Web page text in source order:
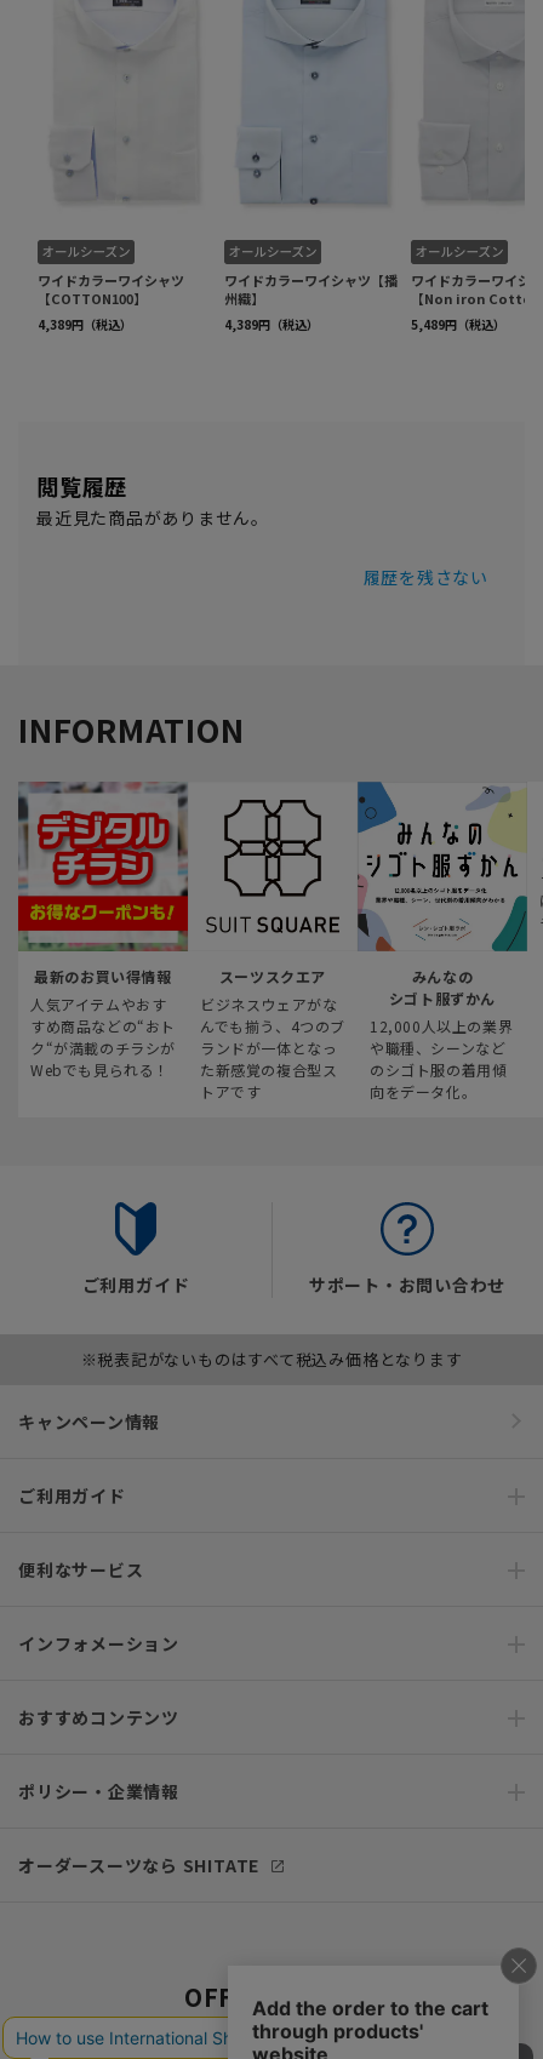
閲覧履歴
最近見た商品がありません。
履歴を残さない
INFORMATION
最新のお買い得情報
人気アイテムやおす
すめ商品などの“おト
ク“が満載のチラシが
Webでも見られる！
スーツスクエア
ビジネスウェアがな
んでも揃う、4つのブ
ランドが一体となっ
た新感覚の複合型ス
トアです
みんなの
シゴト服ずかん
12,000人以上の業界
や職種、シーンなど
のシゴト服の着用傾
向をデータ化。
ご利用ガイド サポート・お問い合わせ
※税表記がないものはすべて税込み価格となります
キャンペーン情報
ご利用ガイド
便利なサービス
インフォメーション
おすすめコンテンツ
ポリシー・企業情報
オーダースーツなら SHITATE
OFFICIAL SNS